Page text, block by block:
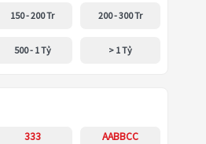
150 - 200 Tr 200 - 300 Tr
500 - 1 Tỷ > 1 Tỷ
333 AABBCC